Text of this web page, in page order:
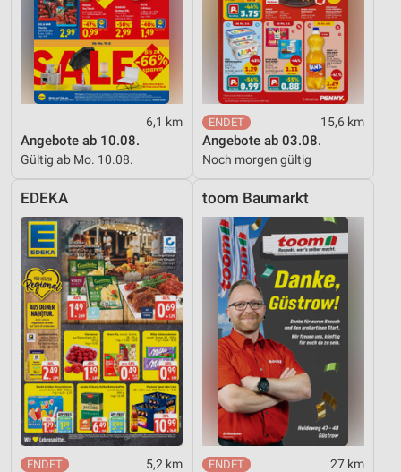
6,1 km
Angebote ab 10.08.
Gültig ab Mo. 10.08.
15,6 km
Angebote ab 03.08.
Noch morgen gültig
EDEKA
5,2 km
toom Baumarkt
27 km